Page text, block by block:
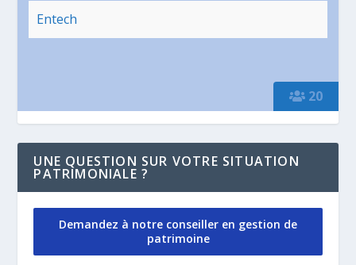
20
Entech
UNE QUESTION SUR VOTRE SITUATION
PATRIMONIALE ?
Demandez à notre conseiller en gestion de
patrimoine